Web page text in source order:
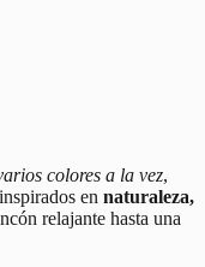
colores a la vez,
en naturaleza,
relajante hasta una